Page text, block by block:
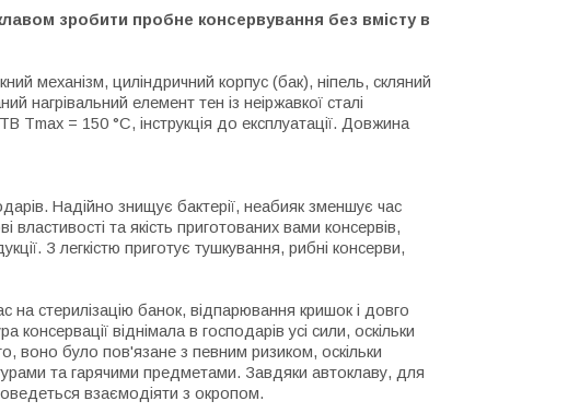
зробити пробне консервування без вмісту в
механізм, циліндричний корпус (бак), ніпель, скляний
нагрівальний елемент тен із неіржавкої сталі
Tmax = 150 °C, інструкція до експлуатації. Довжина
Надійно знищує бактерії, неабияк зменшує час
та якість приготованих вами консервів,
З легкістю приготує тушкування, рибні консерви,
на стерилізацію банок, відпарювання кришок і довго
віднімала в господарів усі сили, оскільки
воно було пов'язане з певним ризиком, оскільки
та гарячими предметами. Завдяки автоклаву, для
взаємодіяти з окропом.